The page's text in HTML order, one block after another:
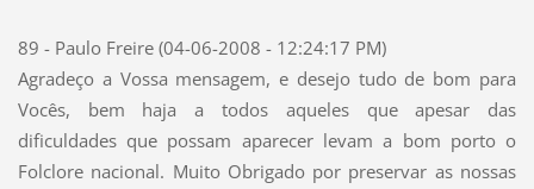
89 - Paulo Freire (04-06-2008 - 12:24:17 PM)
Agradeço a Vossa mensagem, e desejo tudo de bom para
Vocês, bem haja a todos aqueles que apesar das
dificuldades que possam aparecer levam a bom porto o
Folclore nacional. Muito Obrigado por preservar as nossas